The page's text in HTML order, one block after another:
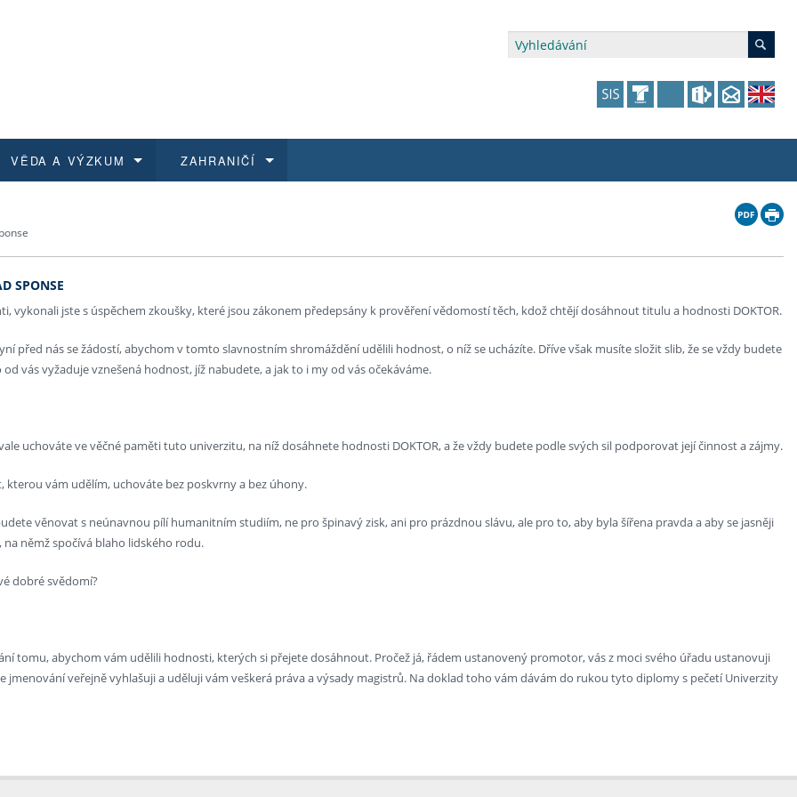
další dokumenty
pro zaměstnance
Knihovna
E-shop fakulty
Výběrová řízení
a jak se přihlásit
programy
průběhu přijímacího řízení
Programy s mikrocertifikátem
Univerzita třetího věku
magisterské studium
Studující se specifickými potřebami
Podpora a benefity pro studující
VĚDA A VÝZKUM
na FF UK
kvalifikace Vědecké ceny a fondy
Publikace
ZAHRANIČÍ
a výběrová řízení
Mimofakultní financování výjezdů
East and Central European Studies
SPONSE
vykonali jste s úspěchem zkoušky, které jsou zákonem předepsány k prověření vědomostí těch, kdož chtějí dosáhnout titulu a hodnosti DOKTOR.
před nás se žádostí, abychom v tomto slavnostním shromáždění udělili hodnost, o níž se ucházíte. Dříve však musíte složit slib, že se vždy budete
vás vyžaduje vznešená hodnost, jíž nabudete, a jak to i my od vás očekáváme.
uchováte ve věčné paměti tuto univerzitu, na níž dosáhnete hodnosti DOKTOR, a že vždy budete podle svých sil podporovat její činnost a zájmy.
kterou vám udělím, uchováte bez poskvrny a bez úhony.
věnovat s neúnavnou pílí humanitním studiím, ne pro špinavý zisk, ani pro prázdnou slávu, ale pro to, aby byla šířena pravda a aby se jasněji
na němž spočívá blaho lidského rodu.
dobré svědomí?
tomu, abychom vám udělili hodnosti, kterých si přejete dosáhnout. Pročež já, řádem ustanovený promotor, vás z moci svého úřadu ustanovuji
jmenování veřejně vyhlašuji a uděluji vám veškerá práva a výsady magistrů. Na doklad toho vám dávám do rukou tyto diplomy s pečetí Univerzity